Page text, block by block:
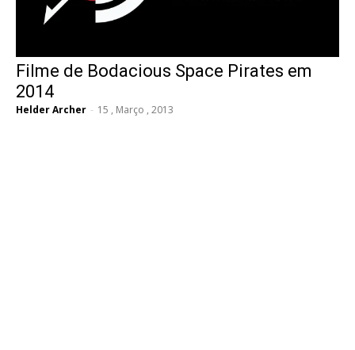
Filme de Bodacious Space Pirates em
2014
Helder Archer - 15 , Março , 2013